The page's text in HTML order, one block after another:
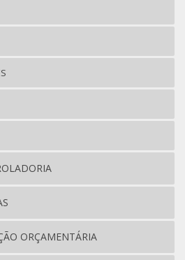
ORÇAMENTÁRIA